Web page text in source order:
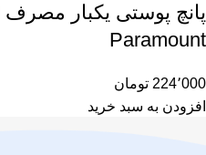
Paramount
224٬000 تومان
افزودن به سبد خرید